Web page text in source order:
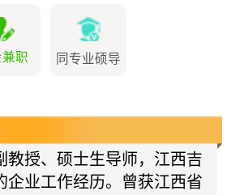
职 同专业硕导
教授、硕士生导师， 江西吉
业工作经历。 曾获江西省